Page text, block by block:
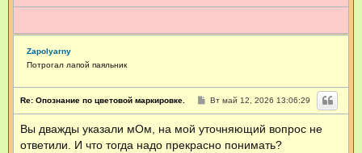
Zapolyarny
Потрогал лапой паяльник
Re: Опознание по цветовой маркировке.
С
б
е
Вт май 12, 2026 13:06:29
Вы дважды указали мОм, на мой уточняющий вопрос не
ответили. И что тогда надо прекрасно понимать?